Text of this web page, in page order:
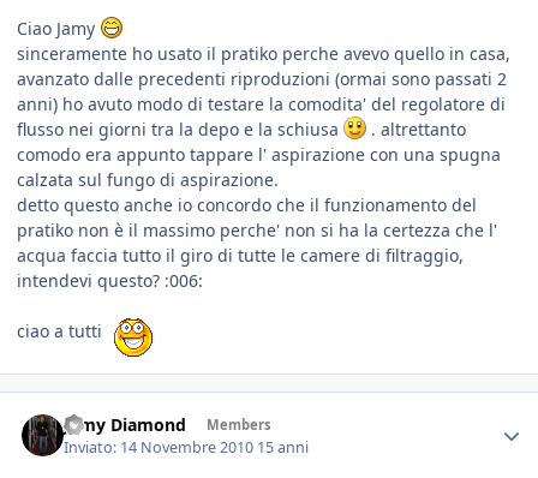
Ciao Jamy
sinceramente ho usato il pratiko perche avevo quello in casa,
avanzato dalle precedenti riproduzioni (ormai sono passati 2
anni) ho avuto modo di testare la comodita' del regolatore di
flusso nei giorni tra la depo e la schiusa
. altrettanto
comodo era appunto tappare l' aspirazione con una spugna
calzata sul fungo di aspirazione.
detto questo anche io concordo che il funzionamento del
pratiko non è il massimo perche' non si ha la certezza che l'
acqua faccia tutto il giro di tutte le camere di filtraggio,
intendevi questo? :006:
ciao a tutti
Jamy Diamond Members
Inviato: 14 Novembre 2010 15 anni